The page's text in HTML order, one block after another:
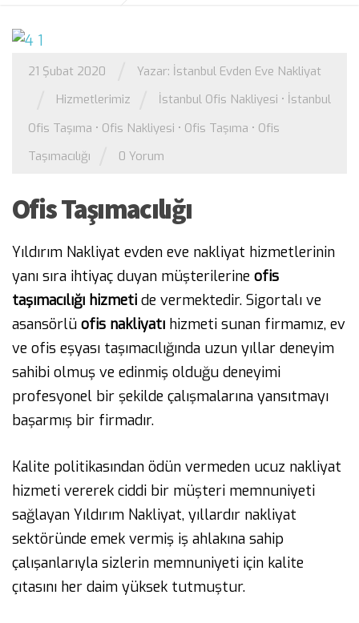
21 Şubat 2020 Yazar: İstanbul Evden Eve Nakliyat
Hizmetlerimiz İstanbul Ofis Nakliyesi • İstanbul
Ofis Taşıma • Ofis Nakliyesi • Ofis Taşıma • Ofis
Taşımacılığı
0 Yorum
Ofis Taşımacılığı
Yıldırım Nakliyat evden eve nakliyat hizmetlerinin
yanı sıra ihtiyaç duyan müşterilerine ofis
taşımacılığı hizmeti de vermektedir. Sigortalı ve
asansörlü ofis nakliyatı hizmeti sunan firmamız, ev
ve ofis eşyası taşımacılığında uzun yıllar deneyim
sahibi olmuş ve edinmiş olduğu deneyimi
profesyonel bir şekilde çalışmalarına yansıtmayı
başarmış bir firmadır.
Kalite politikasından ödün vermeden ucuz nakliyat
hizmeti vererek ciddi bir müşteri memnuniyeti
sağlayan Yıldırım Nakliyat, yıllardır nakliyat
sektöründe emek vermiş iş ahlakına sahip
çalışanlarıyla sizlerin memnuniyeti için kalite
çıtasını her daim yüksek tutmuştur.